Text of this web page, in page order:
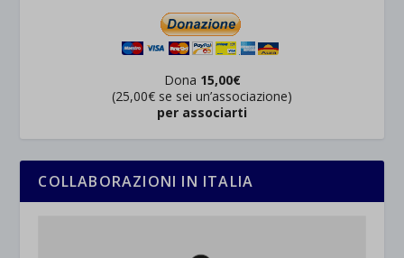
Dona 15,00€
(25,00€ se sei un’associazione)
per associarti
COLLABORAZIONI IN ITALIA